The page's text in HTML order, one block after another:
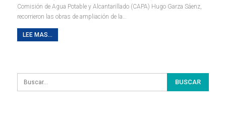
Comisión de Agua Potable y Alcantarillado (CAPA) Hugo Garza Sáenz,
recorrieron las obras de ampliación de la…
LEE MAS...